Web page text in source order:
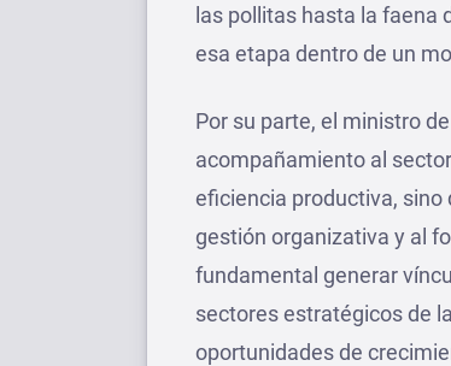
las pollitas hasta la faena
esa etapa dentro de un
Por su parte, el ministro
acompañamiento al
eficiencia productiva,
gestión organizativa y al
fundamental generar
sectores estratégicos de
oportunidades de